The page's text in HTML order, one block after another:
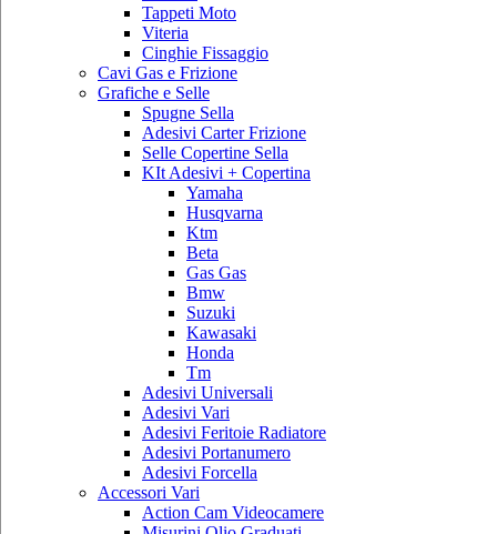
Tappeti Moto
Viteria
Cinghie Fissaggio
Cavi Gas e Frizione
Grafiche e Selle
Spugne Sella
Adesivi Carter Frizione
Selle Copertine Sella
KIt Adesivi + Copertina
Yamaha
Husqvarna
Ktm
Beta
Gas Gas
Bmw
Suzuki
Kawasaki
Honda
Tm
Adesivi Universali
Adesivi Vari
Adesivi Feritoie Radiatore
Adesivi Portanumero
Adesivi Forcella
Accessori Vari
Action Cam Videocamere